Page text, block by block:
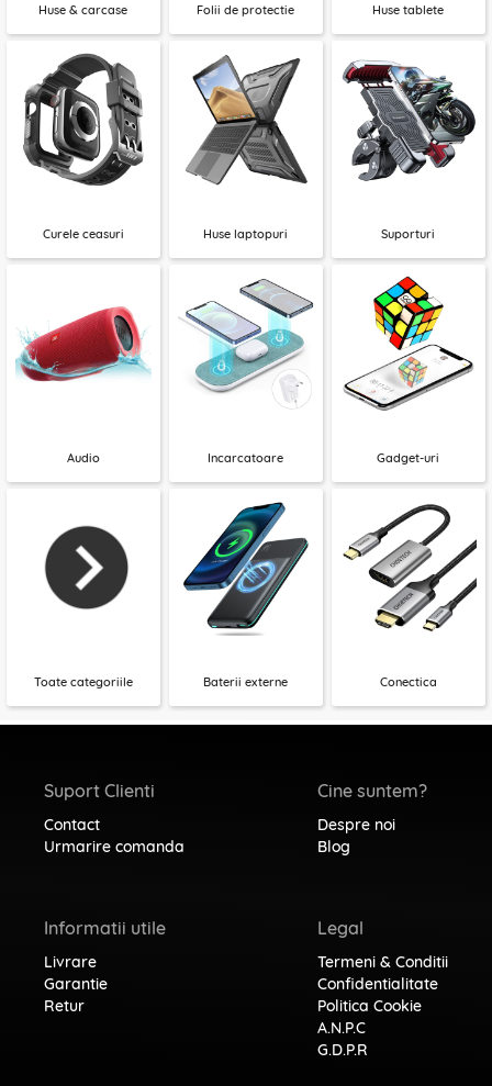
Huse & carcase Folii de protectie Huse tablete
Curele ceasuri Huse laptopuri Suporturi
Audio Incarcatoare Gadget-uri
Toate categoriile Baterii externe Conectica
Suport Clienti
Contact
Urmarire comanda
Informatii utile
Livrare
Garantie
Retur
Cine suntem?
Despre noi
Blog
Legal
Termeni & Conditii
Confidentialitate
Politica Cookie
A.N.P.C
G.D.P.R